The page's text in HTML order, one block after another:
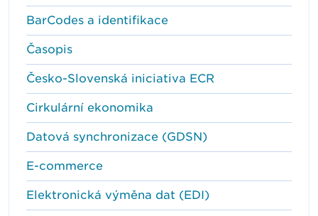
BarCodes a identifikace
Časopis
Česko-Slovenská iniciativa ECR
Cirkulární ekonomika
Datová synchronizace (GDSN)
E-commerce
Elektronická výměna dat (EDI)